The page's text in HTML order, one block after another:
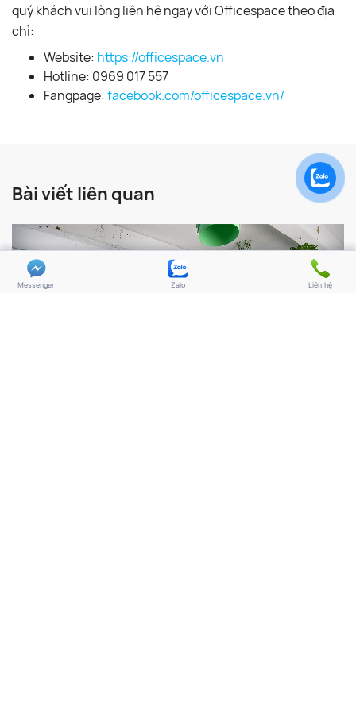
quý khách vui lòng liên hệ ngay với Officespace theo địa
chỉ:
Website: https://officespace.vn
Hotline: 0969 017 557
Fangpage:facebook.com/officespace.vn/
Bài viết liên quan
Messenger Zalo Liên hệ